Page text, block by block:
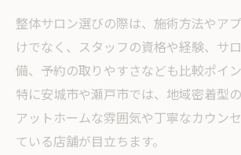
整体サロン選びの際は、施術方法やア
けでなく、スタッフの資格や経験、サ
備、予約の取りやすさなども比較ポイン
特に安城市や瀬戸市では、地域密着型
アットホームな雰囲気や丁寧なカウン
ている店舗が目立ちます。